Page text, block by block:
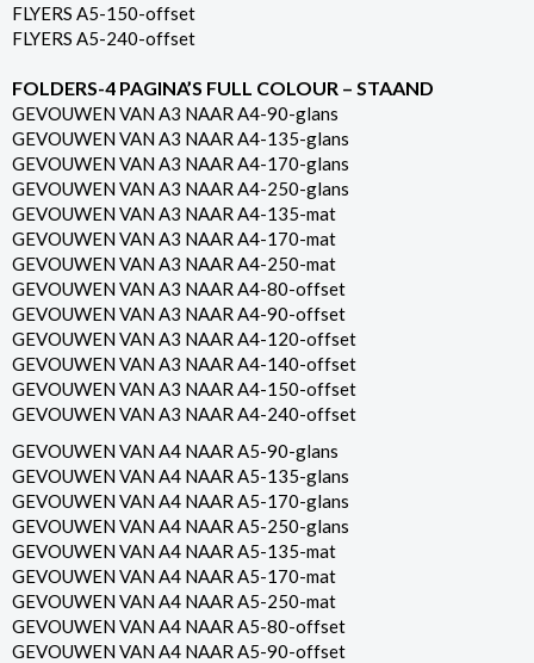
FLYERS A5-150-offset
FLYERS A5-240-offset
FOLDERS-4 PAGINA’S FULL COLOUR – STAAND
GEVOUWEN VAN A3 NAAR A4-90-glans
GEVOUWEN VAN A3 NAAR A4-135-glans
GEVOUWEN VAN A3 NAAR A4-170-glans
GEVOUWEN VAN A3 NAAR A4-250-glans
GEVOUWEN VAN A3 NAAR A4-135-mat
GEVOUWEN VAN A3 NAAR A4-170-mat
GEVOUWEN VAN A3 NAAR A4-250-mat
GEVOUWEN VAN A3 NAAR A4-80-offset
GEVOUWEN VAN A3 NAAR A4-90-offset
GEVOUWEN VAN A3 NAAR A4-120-offset
GEVOUWEN VAN A3 NAAR A4-140-offset
GEVOUWEN VAN A3 NAAR A4-150-offset
GEVOUWEN VAN A3 NAAR A4-240-offset
GEVOUWEN VAN A4 NAAR A5-90-glans
GEVOUWEN VAN A4 NAAR A5-135-glans
GEVOUWEN VAN A4 NAAR A5-170-glans
GEVOUWEN VAN A4 NAAR A5-250-glans
GEVOUWEN VAN A4 NAAR A5-135-mat
GEVOUWEN VAN A4 NAAR A5-170-mat
GEVOUWEN VAN A4 NAAR A5-250-mat
GEVOUWEN VAN A4 NAAR A5-80-offset
GEVOUWEN VAN A4 NAAR A5-90-offset